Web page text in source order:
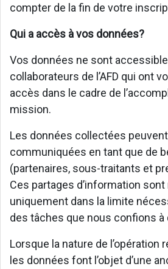
compter de la fin de votre
Qui a accès à vos données?
Vos données ne sont
collaborateurs de l’AFD qui ont
accès dans le cadre de
mission.
Les données collectées
communiquées en tant que de
(partenaires, sous-traitants et
Ces partages d’information
uniquement dans la limite
des tâches que nous confions à
Lorsque la nature de l’opération
les données font l’objet d’une